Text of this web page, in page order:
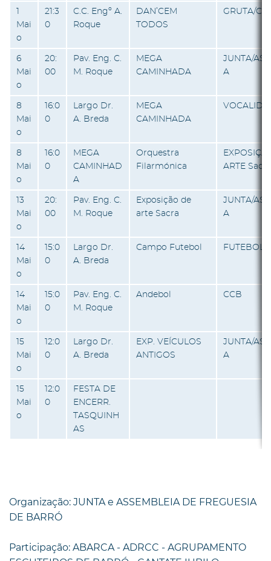
1
Mai
o
21:3
0
C.C. Engº A.
Roque
DAN’CEM
TODOS
GRUTA/
6
Mai
o
20:
00
Pav. Eng. C.
M. Roque
MEGA
CAMINHADA
JUNTA/
A
8
Mai
o
16:0
0
Largo Dr.
A. Breda
MEGA
CAMINHADA
8
Mai
o
16:0
0
MEGA
CAMINHAD
A
Orquestra
Filarmónica
ARTE Sacra
13
Mai
o
20:
00
Pav. Eng. C.
M. Roque
Exposição de
arte Sacra
JUNTA/
A
14
Mai
o
15:0
0
Largo Dr.
A. Breda
Campo Futebol FUTEBOL
14
Mai
o
15:0
0
Pav. Eng. C.
M. Roque
Andebol CCB
15
Mai
o
12:0
0
Largo Dr.
A. Breda
EXP. VEÍCULOS
ANTIGOS
JUNTA/
A
15
Mai
o
12:0
0
FESTA DE
ENCERR.
TASQUINH
AS
Organização: JUNTA e ASSEMBLEIA DE FREGUESIA
DE BARRÓ
Participação: ABARCA - ADRCC - AGRUPAMENTO